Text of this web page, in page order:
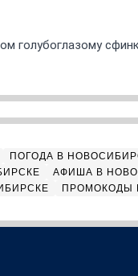
голубоглазому
ПОГОДА В
АФИША В
ПРОМОКОДЫ